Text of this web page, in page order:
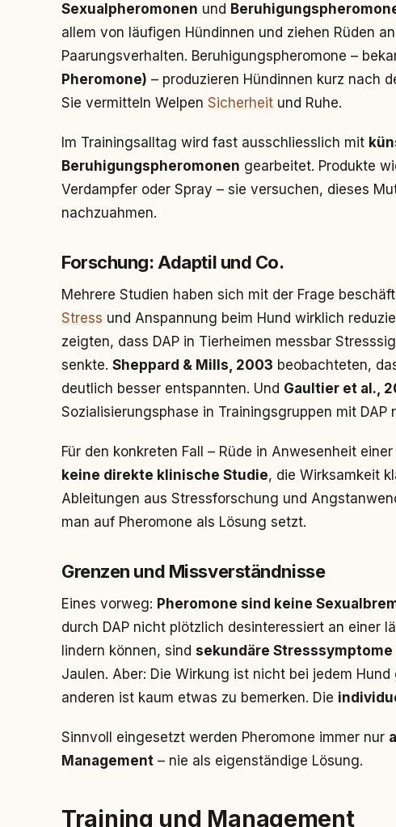
Sexualpheromonen und
allem von läufigen Hündinnen und ziehen Rüden
Paarungsverhalten. Beruhigungspheromone –
Pheromone) – produzieren Hündinnen kurz nach
Sie vermitteln Welpen Sicherheit und Ruhe.
Im Trainingsalltag wird fast ausschliesslich mit
Beruhigungspheromonen gearbeitet. Produkte
Verdampfer oder Spray – sie versuchen, dieses
nachzuahmen.
Forschung: Adaptil und Co.
Mehrere Studien haben sich mit der Frage
Stress und Anspannung beim Hund wirklich
zeigten, dass DAP in Tierheimen messbar
senkte. Sheppard & Mills, 2003 beobachteten,
deutlich besser entspannten. Und Gaultier et al.,
Sozialisierungsphase in Trainingsgruppen mit
Für den konkreten Fall – Rüde in Anwesenheit
keine direkte klinische Studie, die Wirksamkeit
Ableitungen aus Stressforschung und
man auf Pheromone als Lösung setzt.
Grenzen und Missverständnisse
Eines vorweg: Pheromone sind keine
durch DAP nicht plötzlich desinteressiert an einer
lindern können, sind sekundäre Stresssymptome
Jaulen. Aber: Die Wirkung ist nicht bei jedem
anderen ist kaum etwas zu bemerken. Die
Sinnvoll eingesetzt werden Pheromone immer nur
Management – nie als eigenständige Lösung.
Training und Management